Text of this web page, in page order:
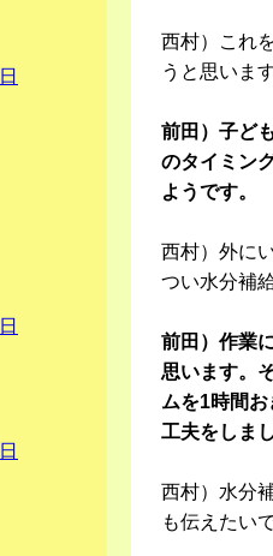
西村）これ
うと思いま
前田）子ど
のタイミン
ようです。
西村）外に
つい水分補
前田）作業
思います。
ムを1時間
工夫をしま
西村）水分
も伝えたい
日
日
日